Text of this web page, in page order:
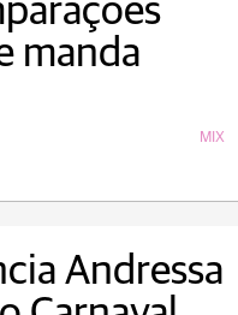
manda
MIX
Andressa